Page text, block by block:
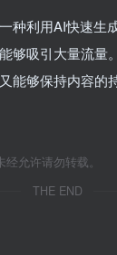
种利用AI快速生
够吸引大量流量
能够保持内容的
允许请勿转载。
THE END